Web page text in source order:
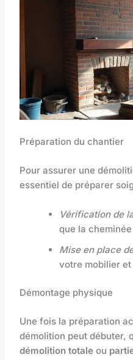
Préparation du chantier
Pour assurer une
essentiel de préparer
Vérification de
que la
Mise en place
votre mobilier
Démontage physique
Une fois la préparation
démolition peut débuter,
démolition totale ou